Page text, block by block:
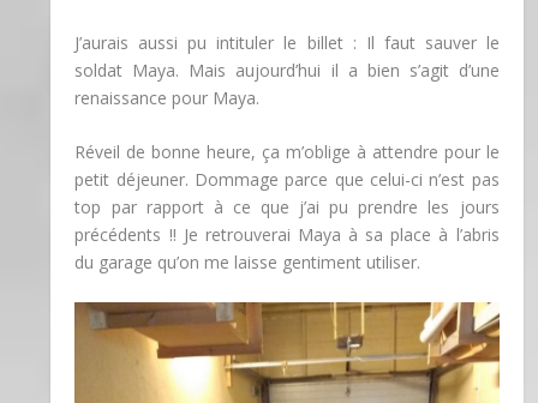
J’aurais aussi pu intituler le billet : Il faut sauver le
soldat Maya. Mais aujourd’hui il a bien s’agit d’une
renaissance pour Maya.
Réveil de bonne heure, ça m’oblige à attendre pour le
petit déjeuner. Dommage parce que celui-ci n’est pas
top par rapport à ce que j’ai pu prendre les jours
précédents !! Je retrouverai Maya à sa place à l’abris
du garage qu’on me laisse gentiment utiliser.